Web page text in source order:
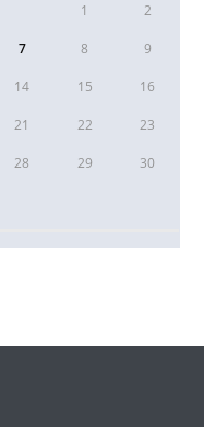
1 2
7 8 9
14 15 16
21 22 23
28 29 30